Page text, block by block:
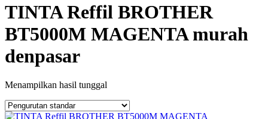
TINTA Reffil BROTHER
BT5000M MAGENTA murah
denpasar
Menampilkan hasil tunggal